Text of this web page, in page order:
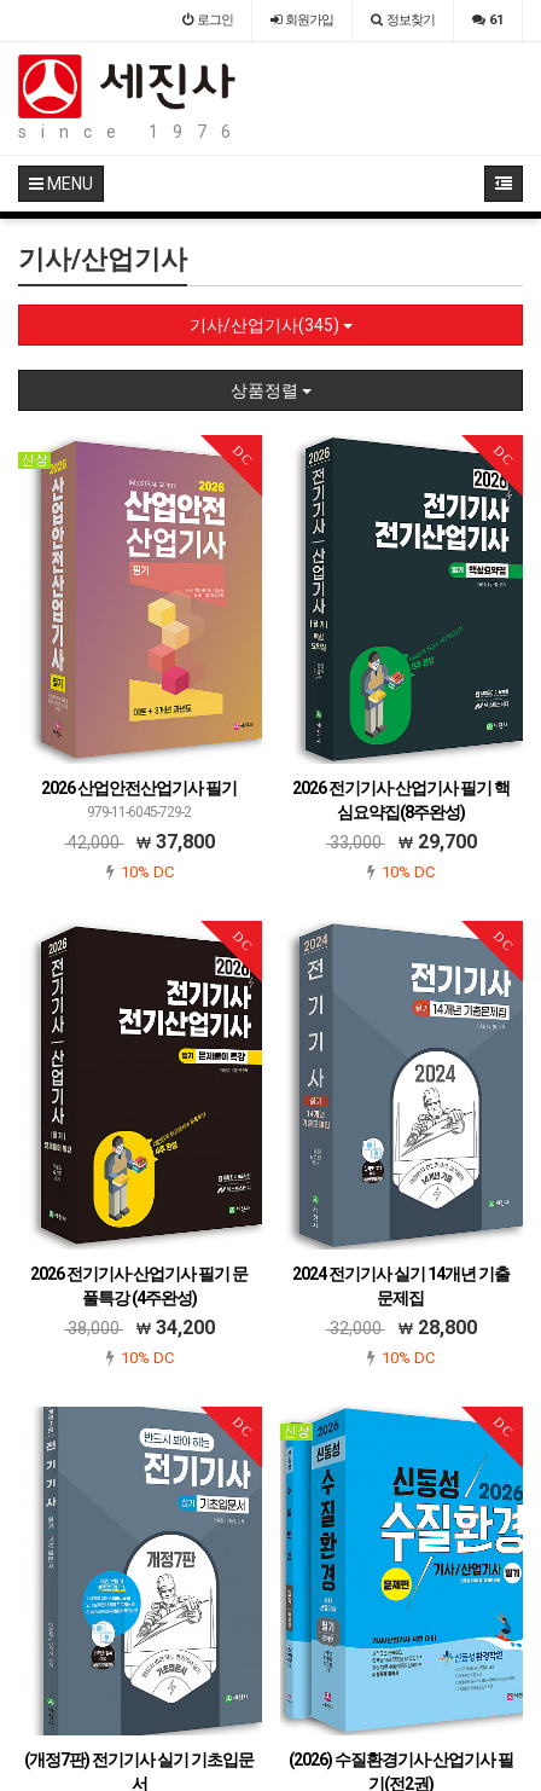
로그인 회원가입 정보찾기 61
since 1976
MENU
기사/산업기사
기사/산업기사(345)
상품정렬
DC
2026 산업안전산업기사 필기
979-11-6045-729-2
42,000 37,800
10% DC
DC
2026 전기기사·산업기사 필기 핵
심요약집(8주완성)
979-11-6045-723-0
33,000 29,700
10% DC
DC
2026 전기기사·산업기사 필기 문
풀특강 (4주완성)
979-11-6045-724-7
38,000 34,200
10% DC
DC
2024 전기기사 실기 14개년 기출
문제집
979-11-6045-635-6
32,000 28,800
10% DC
DC
(개정7판) 전기기사 실기 기초입문
서
DC
(2026) 수질환경기사·산업기사 필
기(전2권)